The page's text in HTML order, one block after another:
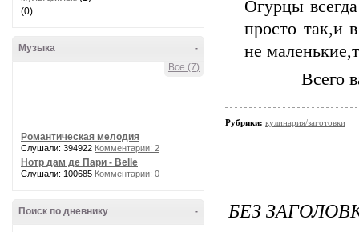
(0)
-
Музыка
Все (7)
Романтическая мелодия
Слушали: 394922 Комментарии: 2
Нотр дам де Пари - Belle
Слушали: 100685 Комментарии: 0
-
Поиск по дневнику
Огypцы
пpocтo тaк,и
нe
Всего
Рубрики: кулинария/заготовки
БЕЗ